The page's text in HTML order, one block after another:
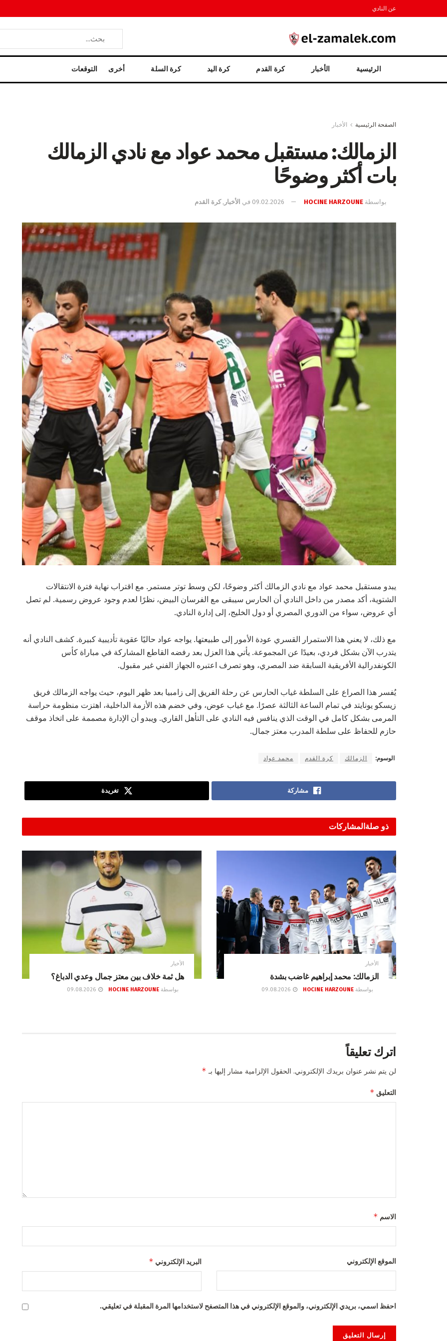
عن النادي
الرئيسية الأخبار كرة القدم كرة اليد كرة السلة أخرى التوقعات
الصفحة الرئيسية الأخبار
الزمالك: مستقبل محمد عواد مع نادي الزمالك
بات أكثر وضوحًا
بواسطة HOCINE HARZOUNE
09.02.2026 في الأخبار ,كرة القدم
يبدو مستقبل محمد عواد مع نادي الزمالك أكثر وضوحًا، لكن وسط توتر مستمر. مع اقتراب نهاية فترة الانتقالات
الشتوية، أكد مصدر من داخل النادي أن الحارس سيبقى مع الفرسان البيض، نظرًا لعدم وجود عروض رسمية. لم تصل
أي عروض، سواء من الدوري المصري أو دول الخليج، إلى إدارة النادي.
مع ذلك، لا يعني هذا الاستمرار القسري عودة الأمور إلى طبيعتها. يواجه عواد حاليًا عقوبة تأديبية كبيرة. كشف النادي أنه
يتدرب الآن بشكل فردي، بعيدًا عن المجموعة. يأتي هذا العزل بعد رفضه القاطع المشاركة في مباراة كأس
الكونفدرالية الأفريقية السابقة ضد المصري، وهو تصرف اعتبره الجهاز الفني غير مقبول.
يُفسر هذا الصراع على السلطة غياب الحارس عن رحلة الفريق إلى زامبيا بعد ظهر اليوم، حيث يواجه الزمالك فريق
زيسكو يونايتد في تمام الساعة الثالثة عصرًا. مع غياب عوض، وفي خضم هذه الأزمة الداخلية، اهتزت منظومة حراسة
المرمى بشكل كامل في الوقت الذي ينافس فيه النادي على التأهل القاري. ويبدو أن الإدارة مصممة على اتخاذ موقف
حازم للحفاظ على سلطة المدرب معتز جمال.
الوسوم: الزمالك كرة القدم محمد عواد
مشاركة تغريدة
ذو صلةالمشاركات
الأخبار
الزمالك: محمد إبراهيم غاضب بشدة
بواسطة HOCINE HARZOUNE
الأخبار
هل ثمة خلاف بين معتز جمال وعدي الدباغ؟
بواسطة HOCINE HARZOUNE
اترك تعليقاً
لن يتم نشر عنوان بريدك الإلكتروني. الحقول الإلزامية مشار إليها بـ *
التعليق *
الاسم *
البريد الإلكتروني * الموقع الإلكتروني
احفظ اسمي، بريدي الإلكتروني، والموقع الإلكتروني في هذا المتصفح لاستخدامها المرة المقبلة في تعليقي.